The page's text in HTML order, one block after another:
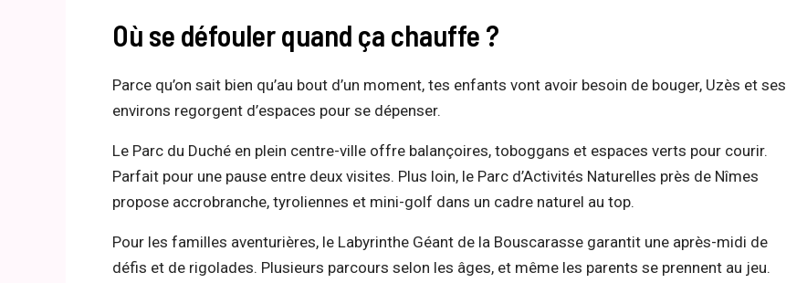
Où se défouler quand ça chauffe ?
Parce qu’on sait bien qu’au bout d’un moment, tes enfants vont avoir besoin de bouger, Uzès et ses
environs regorgent d’espaces pour se dépenser.
Le Parc du Duché en plein centre-ville offre balançoires, toboggans et espaces verts pour courir.
Parfait pour une pause entre deux visites. Plus loin, le Parc d’Activités Naturelles près de Nîmes
propose accrobranche, tyroliennes et mini-golf dans un cadre naturel au top.
Pour les familles aventurières, le Labyrinthe Géant de la Bouscarasse garantit une après-midi de
défis et de rigolades. Plusieurs parcours selon les âges, et même les parents se prennent au jeu.